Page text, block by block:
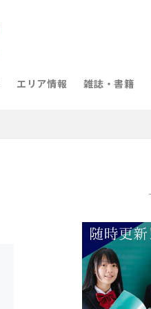
エリア情報 雑誌・書籍